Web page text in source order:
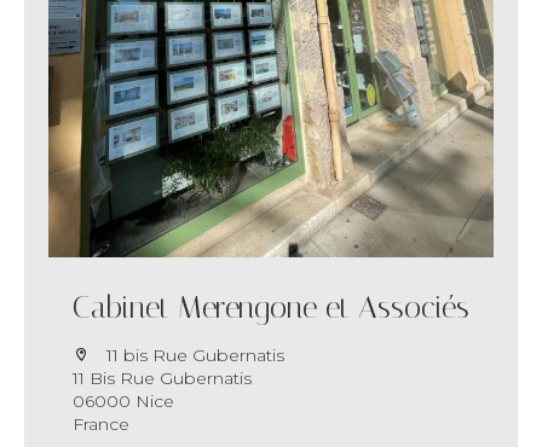
Cabinet Merengone et Associés
11 bis Rue Gubernatis
11 Bis Rue Gubernatis
06000 Nice
France